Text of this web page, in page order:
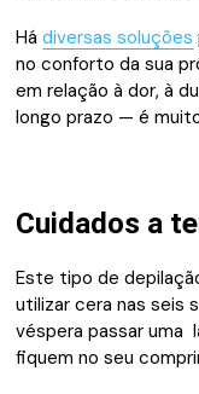
Hádiversas soluções
no conforto da sua
em relação à dor, à
longo prazo — é
Cuidados a
Este tipo de
utilizar cera nas seis
véspera passar uma
fiquem no seu